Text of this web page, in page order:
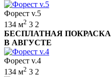
Форест v.5
134 м2 3 2
БЕСПЛАТНАЯ ПОКРАСКА
В АВГУСТЕ
Форест v.4
134 м2 3 2